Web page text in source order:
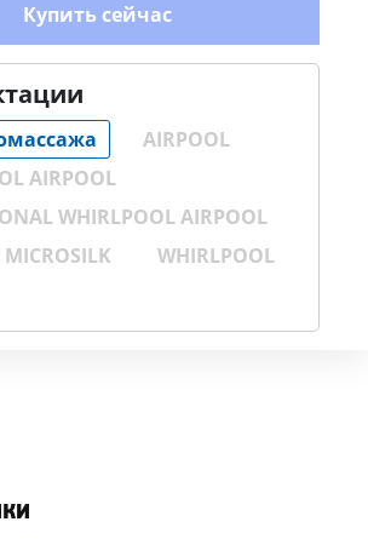
AIRPOOL
AIRPOOL
WHIRLPOOL AIRPOOL
WHIRLPOOL
Купить сейчас